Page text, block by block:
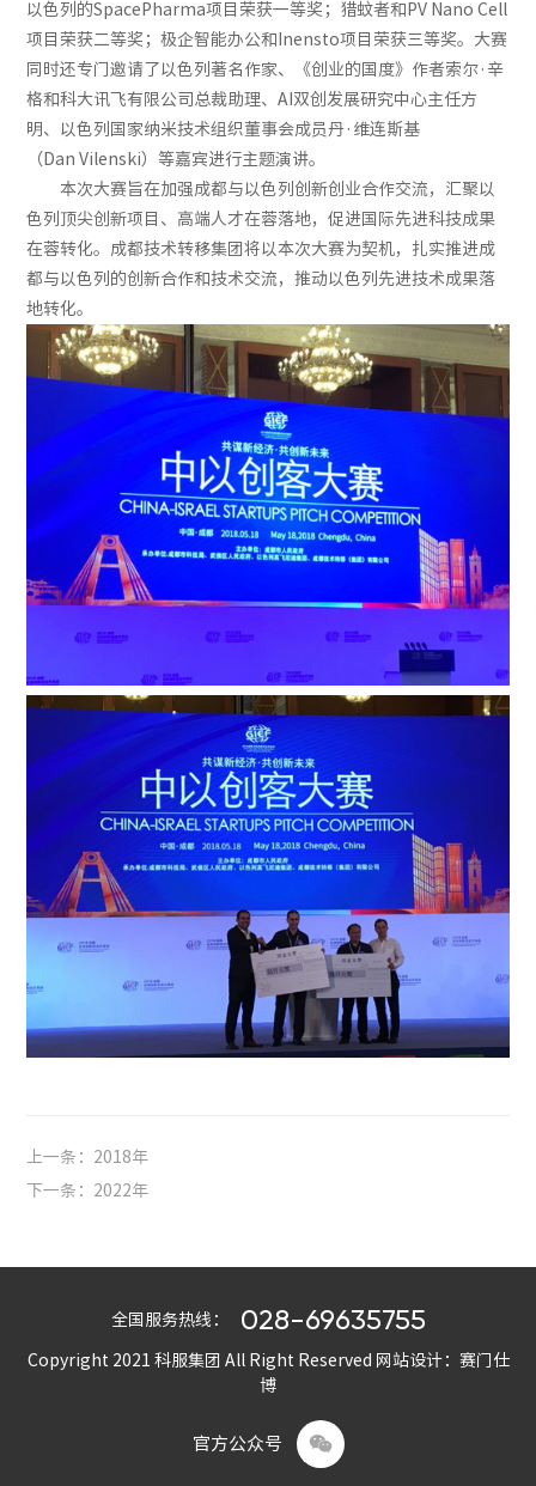
以色列的SpacePharma项目荣获一等奖；猎蚊者和PV Nano Cell
项目荣获二等奖；极企智能办公和Inensto项目荣获三等奖。大赛
同时还专门邀请了以色列著名作家、《创业的国度》作者索尔·辛
格和科大讯飞有限公司总裁助理、AI双创发展研究中心主任方
明、以色列国家纳米技术组织董事会成员丹·维连斯基
（Dan Vilenski）等嘉宾进行主题演讲。
本次大赛旨在加强成都与以色列创新创业合作交流，汇聚以
色列顶尖创新项目、高端人才在蓉落地，促进国际先进科技成果
在蓉转化。成都技术转移集团将以本次大赛为契机，扎实推进成
都与以色列的创新合作和技术交流，推动以色列先进技术成果落
地转化。
上一条：2018年
下一条：2022年
全国服务热线： 028-69635755
Copyright 2021 科服集团 All Right Reserved 网站设计：赛门仕
博
官方公众号 